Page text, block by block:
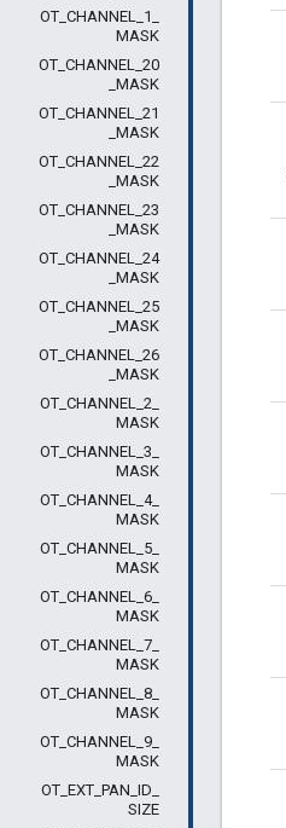
OT_CHANNEL_1_
MASK
OT_CHANNEL_20
_MASK
OT_CHANNEL_21
_MASK
OT_CHANNEL_22
_MASK
OT_CHANNEL_23
_MASK
OT_CHANNEL_24
_MASK
OT_CHANNEL_25
_MASK
OT_CHANNEL_26
_MASK
OT_CHANNEL_2_
MASK
OT_CHANNEL_3_
MASK
OT_CHANNEL_4_
MASK
OT_CHANNEL_5_
MASK
OT_CHANNEL_6_
MASK
OT_CHANNEL_7_
MASK
OT_CHANNEL_8_
MASK
OT_CHANNEL_9_
MASK
OT_EXT_PAN_ID_
SIZE